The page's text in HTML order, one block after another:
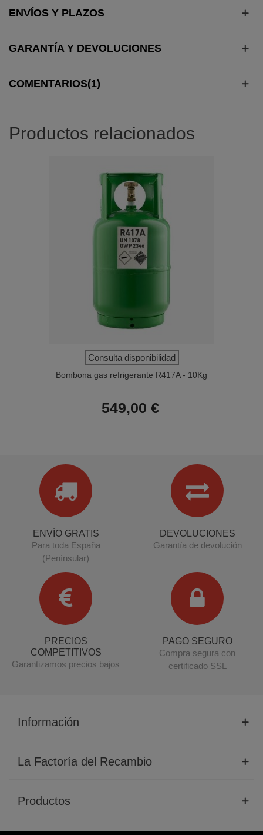
ENVÍOS Y PLAZOS
GARANTÍA Y DEVOLUCIONES
COMENTARIOS(1)
Productos relacionados
Consulta disponibilidad
Bombona gas refrigerante R417A - 10Kg
549,00 €
ENVÍO GRATIS
Para toda España
(Penínsular)
DEVOLUCIONES
Garantía de devolución
PRECIOS
COMPETITIVOS
Garantizamos precios bajos
PAGO SEGURO
Compra segura con
certificado SSL
Información
La Factoría del Recambio
Productos